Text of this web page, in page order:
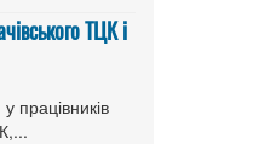
ТЦК і
працівників